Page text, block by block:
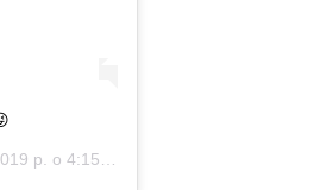
р. о 4:15 PST